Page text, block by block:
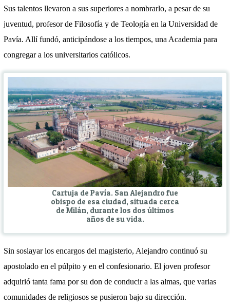
Sus talentos llevaron a sus superiores a nombrarlo, a pesar de su
juventud, profesor de Filosofía y de Teología en la Universidad de
Pavía. Allí fundó, anticipándose a los tiempos, una Academia para
congregar a los universitarios católicos.
Cartuja de Pavía. San Alejandro fue
obispo de esa ciudad, situada cerca
de Milán, durante los dos últimos
años de su vida.
Sin soslayar los encargos del magisterio, Alejandro continuó su
apostolado en el púlpito y en el confesionario. El joven profesor
adquirió tanta fama por su don de conducir a las almas, que varias
comunidades de religiosos se pusieron bajo su dirección.